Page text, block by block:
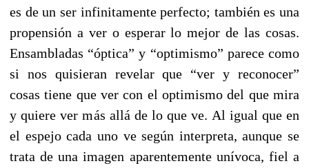
es de un ser infinitamente perfecto; también es una
propensión a ver o esperar lo mejor de las cosas.
Ensambladas “óptica” y “optimismo” parece como
si nos quisieran revelar que “ver y reconocer”
cosas tiene que ver con el optimismo del que mira
y quiere ver más allá de lo que ve. Al igual que en
el espejo cada uno ve según interpreta, aunque se
trata de una imagen aparentemente unívoca, fiel a